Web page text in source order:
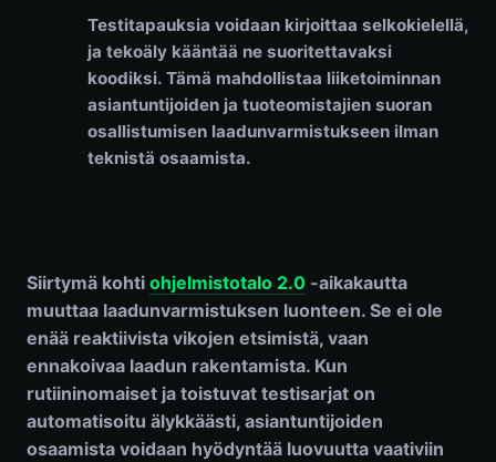
Testitapauksia voidaan kirjoittaa selkokielellä,
ja tekoäly kääntää ne suoritettavaksi
koodiksi. Tämä mahdollistaa liiketoiminnan
asiantuntijoiden ja tuoteomistajien suoran
osallistumisen laadunvarmistukseen ilman
teknistä osaamista.
Siirtymä kohti ohjelmistotalo 2.0 -aikakautta
muuttaa laadunvarmistuksen luonteen. Se ei ole
enää reaktiivista vikojen etsimistä, vaan
ennakoivaa laadun rakentamista. Kun
rutiininomaiset ja toistuvat testisarjat on
automatisoitu älykkäästi, asiantuntijoiden
osaamista voidaan hyödyntää luovuutta vaativiin